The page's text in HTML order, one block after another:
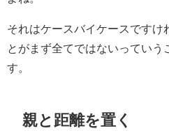
それはケースバイケースですけ
とがまず全てではないっていう
す。
親と距離を置く